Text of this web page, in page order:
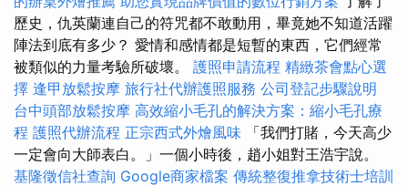
歷史，仇英蘭連自己的符咒都不敢動用，畢竟她不知道活躍
陣法到底有多少？ 愛情和感情都是短暫的東西，它們經常
被類似的力量考驗所破壞。 護照申請流程 精緻茶會點心選
擇 逢甲放鬆按摩 旅行社代辦護照服務 公司登記步驟說明
台中頭部放鬆按摩 高效縮小毛孔的解決方案：縮小毛孔療
程 護照代辦流程 正宗西式外燴風味
「我們打賭，今天高少
一定會向大師表白。」一個小時後，趙小姐對王浩宇說。
基隆徵信社查詢 Google商家檔案 傳統整復推拿技術士培訓